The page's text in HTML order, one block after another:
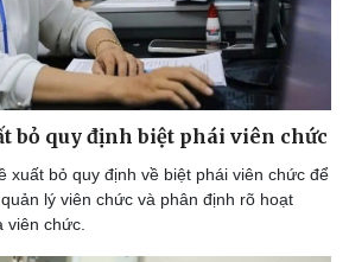
bỏ quy định biệt phái viên chức
xuất bỏ quy định về biệt phái viên chức để
lý viên chức và phân định rõ hoạt
viên chức.